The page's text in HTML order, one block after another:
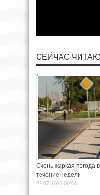
СЕЙЧАС
Очень жаркая погода
течение недели
22.07.2025 00:00